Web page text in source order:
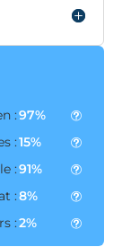
:97%
:15%
:91%
:8%
:2%